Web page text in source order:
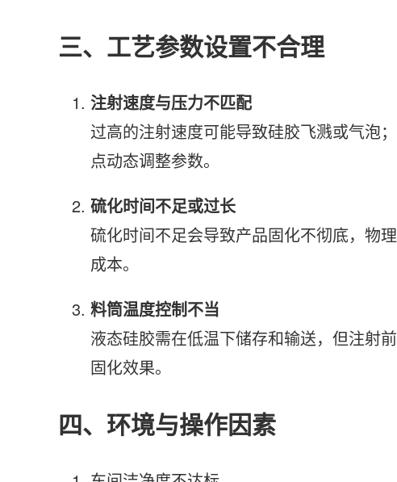
三、工艺参数设置不合理
注射速度与压力不匹配
过高的注射速度可能导致硅胶飞溅或气泡
点动态调整参数。
硫化时间不足或过长
硫化时间不足会导致产品固化不彻底，物
成本。
料筒温度控制不当
液态硅胶需在低温下储存和输送，但注射
固化效果。
四、环境与操作因素